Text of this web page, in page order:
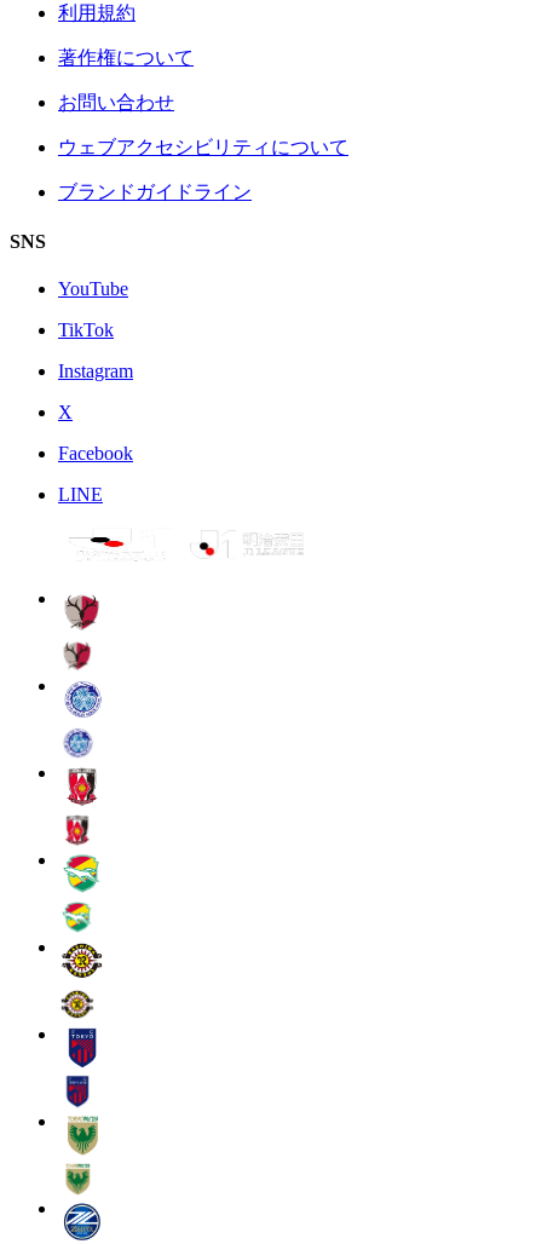
利用規約
著作権について
お問い合わせ
ウェブアクセシビリティについて
ブランドガイドライン
SNS
YouTube
TikTok
Instagram
X
Facebook
LINE